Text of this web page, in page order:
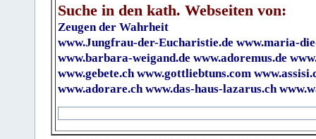
Suche in den kath. Webseiten von:
Zeugen der Wahrheit
www.Jungfrau-der-Eucharistie.de www.maria-
www.barbara-weigand.de www.adoremus.de
www.gebete.ch www.gottliebtuns.com
www.adorare.ch www.das-haus-lazarus.ch